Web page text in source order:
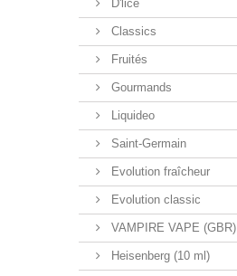
D'lice
Classics
Fruités
Gourmands
Liquideo
Saint-Germain
Evolution fraîcheur
Evolution classic
VAMPIRE VAPE (GBR)
Heisenberg (10 ml)